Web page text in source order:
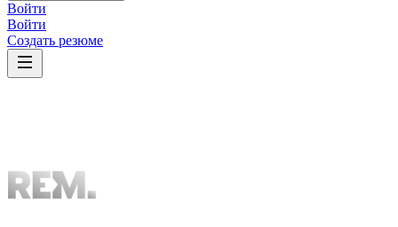
Войти
Войти
Создать резюме